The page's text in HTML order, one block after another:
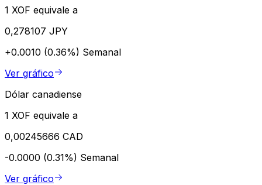
1 XOF equivale a
0,278107 JPY
+0.0010 (0.36%) Semanal
Ver gráfico
Dólar canadiense
1 XOF equivale a
0,00245666 CAD
-0.0000 (0.31%) Semanal
Ver gráfico